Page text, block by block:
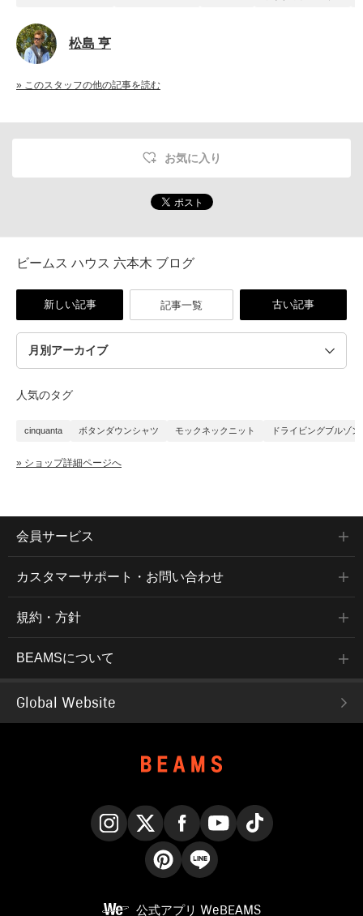
松島 亨
» このスタッフの他の記事を読む
お気に入り
ビームス ハウス 六本木 ブログ
新しい記事 記事一覧 古い記事
人気のタグ
cinquanta ボタンダウンシャツ モックネックニット ドライビングブルゾン
» ショップ詳細ページへ
会員サービス
カスタマーサポート・お問い合わせ
規約・方針
BEAMSについて
Global Website
公式アプリ WeBEAMS